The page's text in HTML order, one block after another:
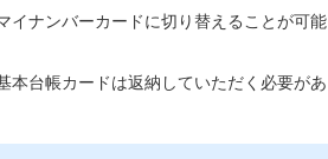
イナンバーカードに切り替えることが可能
本台帳カードは返納していただく必要があ